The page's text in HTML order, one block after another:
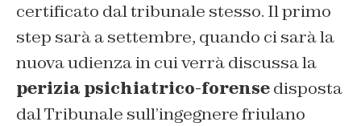
certificato dal tribunale stesso. Il primo
step sarà a settembre, quando ci sarà la
nuova udienza in cui verrà discussa la
perizia psichiatrico-forensedisposta
dal Tribunale sull’ingegnere friulano